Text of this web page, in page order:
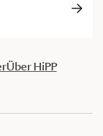
Über HiPP